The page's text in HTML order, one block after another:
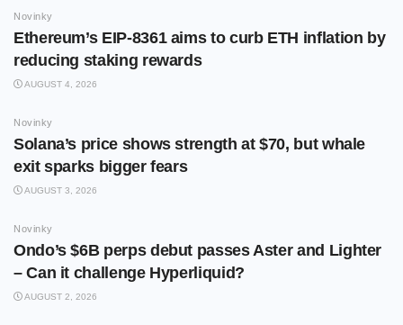
Novinky
Ethereum’s EIP-8361 aims to curb ETH inflation by
reducing staking rewards
AUGUST 4, 2026
Novinky
Solana’s price shows strength at $70, but whale
exit sparks bigger fears
AUGUST 3, 2026
Novinky
Ondo’s $6B perps debut passes Aster and Lighter
– Can it challenge Hyperliquid?
AUGUST 2, 2026